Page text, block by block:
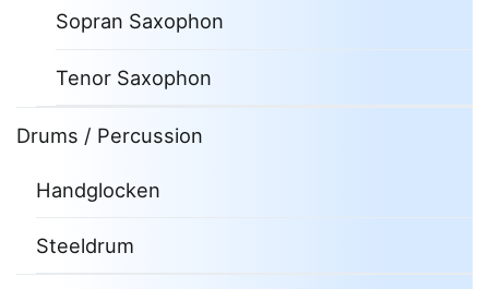
Sopran Saxophon
Tenor Saxophon
Drums / Percussion
Handglocken
Steeldrum